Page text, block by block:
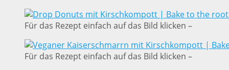
Für das Rezept einfach auf das Bild klicken –
Für das Rezept einfach auf das Bild klicken –